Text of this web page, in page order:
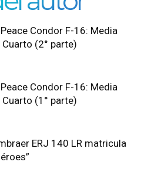
Condor F-16: Media
Cuarto (2° parte)
Condor F-16: Media
Cuarto (1° parte)
ERJ 140 LR matricula